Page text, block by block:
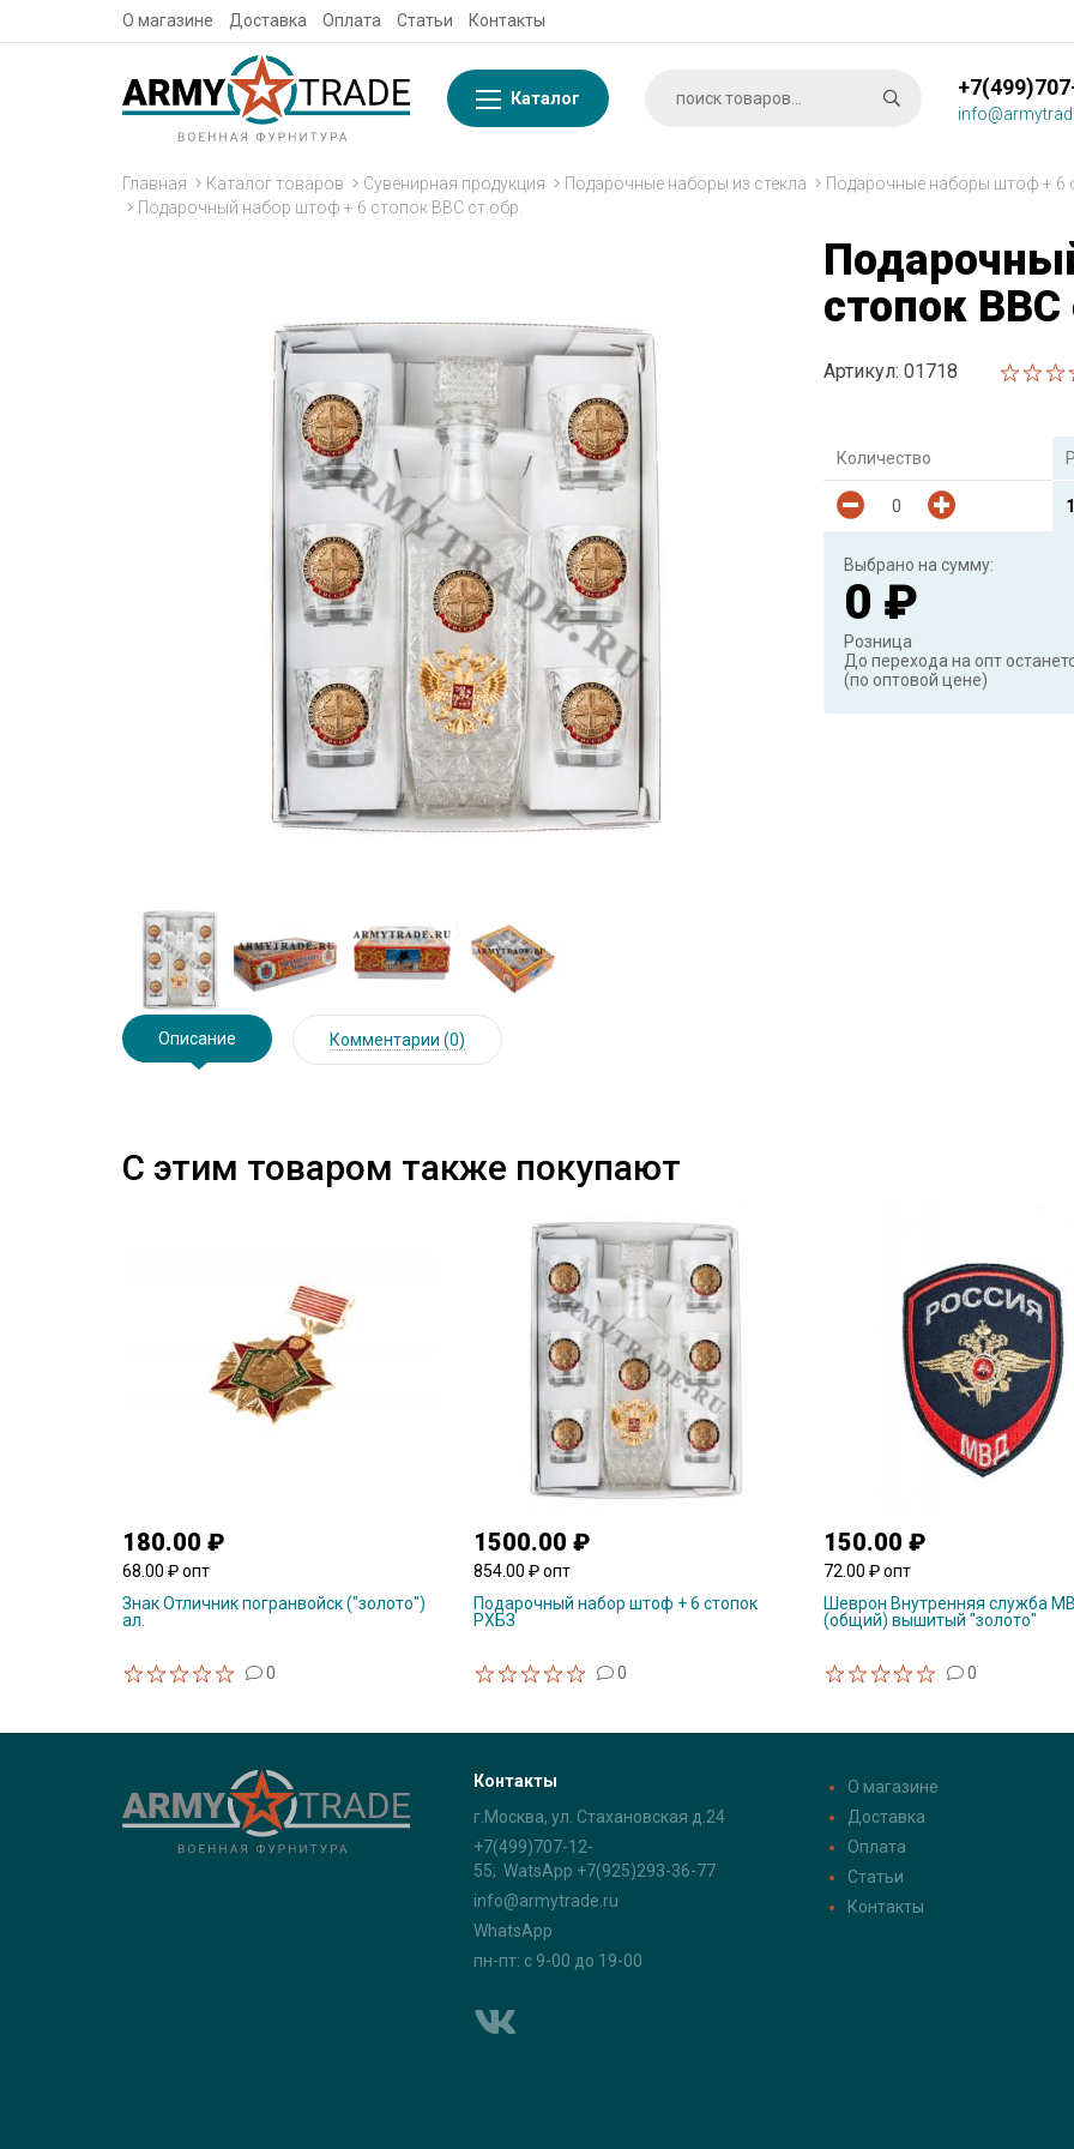
О магазине Доставка Оплата Статьи Контакты
Каталог
Главная Каталог товаров Сувенирная продукция Подарочные наборы из стекла
Подарочные наборы штоф + 6
Подарочный набор штоф + 6 стопок ВВС ст.обр.
стопок ВВС
Артикул: 01718
Количество
Выбрано на сумму:
0 ₽
Розница
До перехода на опт
(по оптовой цене)
Описание Комментарии (0)
С этим товаром также покупают
180.00 ₽
68.00 ₽ опт
Знак Отличник погранвойск ("золото")
ал.
0
1500.00 ₽
854.00 ₽ опт
Подарочный набор штоф + 6 стопок
РХБЗ
0
150.00 ₽
72.00 ₽ опт
Шеврон Внутренняя служба
(общий) вышитый "золото"
0
Контакты
г.Москва, ул. Стахановская д.24
+7(499)707-12-
55; WatsApp +7(925)293-36-77
info@armytrade.ru
WhatsApp
пн-пт: с 9-00 до 19-00
О магазине
Доставка
Оплата
Статьи
Контакты